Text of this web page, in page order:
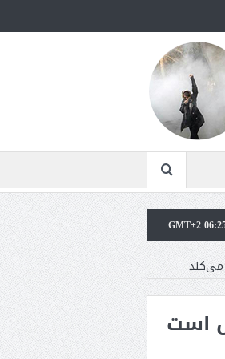
کرد+تحلیل
ترامپ: سرمایه‌گذاران دریافته‌اند
GMT+2
می‌کند
است